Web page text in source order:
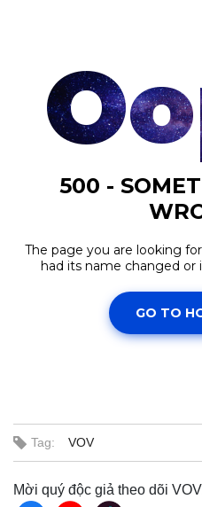
Tag: VOV
Mời quý độc giả theo dõi